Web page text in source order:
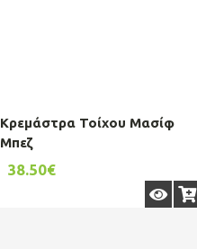
Κρεμάστρα Τοίχου Μασίφ
Μπεζ
38.50€